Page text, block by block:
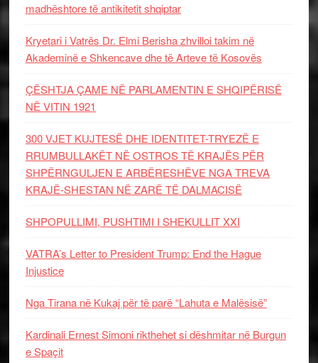
madhështore të antikitetit shqiptar
Kryetari i Vatrës Dr. Elmi Berisha zhvilloi takim në
Akademinë e Shkencave dhe të Arteve të Kosovës
ÇËSHTJA ÇAME NË PARLAMENTIN E SHQIPËRISË
NË VITIN 1921
300 VJET KUJTESË DHE IDENTITET-TRYEZË E
RRUMBULLAKËT NË OSTROS TË KRAJËS PËR
SHPËRNGULJEN E ARBËRESHËVE NGA TREVA
KRAJË-SHESTAN NË ZARË TË DALMACISË
SHPOPULLIMI, PUSHTIMI I SHEKULLIT XXI
VATRA’s Letter to President Trump: End the Hague
Injustice
Nga Tirana në Kukaj për të parë “Lahuta e Malësisë”
Kardinali Ernest Simoni rikthehet si dëshmitar në Burgun
e Spaçit